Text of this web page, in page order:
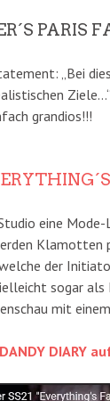
PARIS
„Bei
grandios!!!
eine Mode-
Klamotten
der
sogar
mit
DANDY DIARY